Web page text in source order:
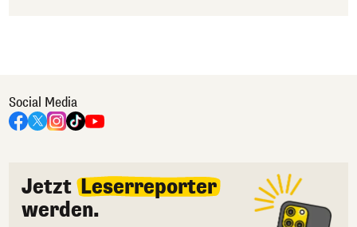
Social Media
Jetzt Leserreporter
werden.